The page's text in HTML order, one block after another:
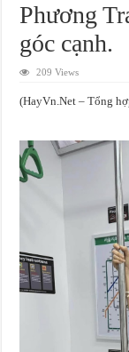
Phương
góc cạnh.
209 Views
(HayVn.Net – Tổng